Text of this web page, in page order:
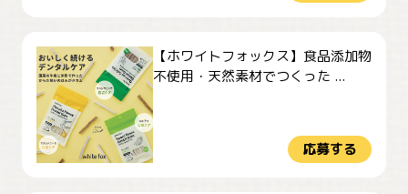
【ホワイトフォックス】食品添加物
不使用・天然素材でつくった ...
応募する